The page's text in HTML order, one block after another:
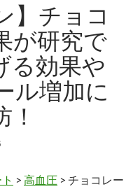
】チョコ
が研究で
る効果や
ル増加に
> 高血圧 > チョコレー